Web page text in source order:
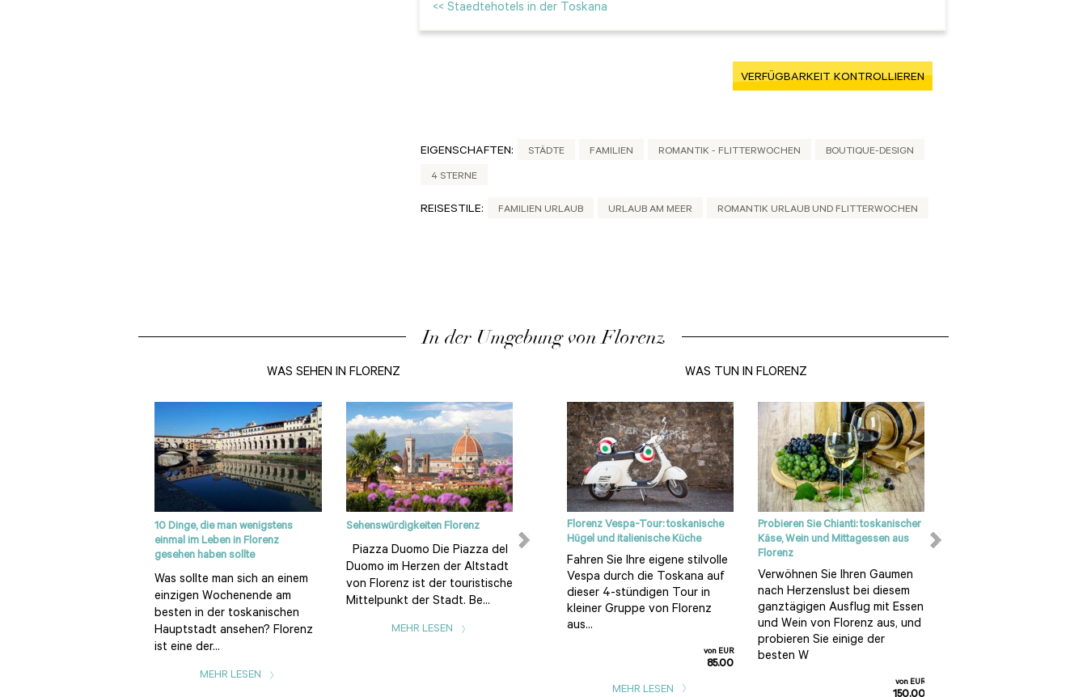
<< Staedtehotels in der Toskana
VERFÜGBARKEIT KONTROLLIEREN
EIGENSCHAFTEN: STÄDTE FAMILIEN ROMANTIK - FLITTERWOCHEN BOUTIQUE-DESIGN
4 STERNE
REISESTILE: FAMILIEN URLAUB URLAUB AM MEER ROMANTIK URLAUB UND FLITTERWOCHEN
In der Umgebung von Florenz
WAS SEHEN IN FLORENZ
10 Dinge, die man wenigstens
einmal im Leben in Florenz
gesehen haben sollte
Was sollte man sich an einem
einzigen Wochenende am
besten in der toskanischen
Hauptstadt ansehen? Florenz
ist eine der...
MEHR LESEN
Sehenswürdigkeiten Florenz
Piazza Duomo Die Piazza del
Duomo im Herzen der Altstadt
von Florenz ist der touristische
Mittelpunkt der Stadt. Be...
MEHR LESEN
Das Chianti
der bekanntesten Weine der
Welt und die berühmteste
Marke Italiens. Eines der
beliebtes...
WAS TUN IN FLORENZ
Florenz Vespa-Tour: toskanische
Hügel und italienische Küche
Fahren Sie Ihre eigene stilvolle
Vespa durch die Toskana auf
dieser 4-stündigen Tour in
kleiner Gruppe von Florenz
aus...
von EUR
85.00
MEHR LESEN
Probieren Sie Chianti: toskanischer
Käse, Wein und Mittagessen aus
Florenz
Verwöhnen Sie Ihren Gaumen
nach Herzenslust bei diesem
ganztägigen Ausflug mit Essen
und Wein von Florenz aus, und
probieren Sie einige der
besten W
von EUR